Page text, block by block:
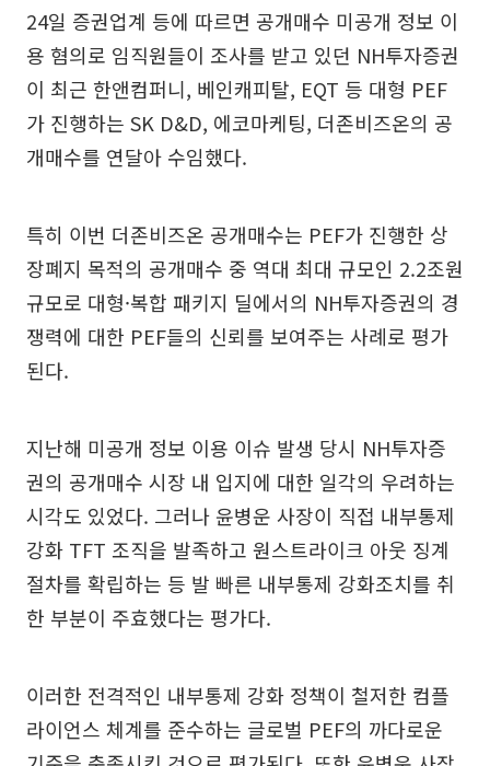
24일 증권업계 등에 따르면 공개매수 미공개 정보 이
용 혐의로 임직원들이 조사를 받고 있던 NH투자증권
이 최근 한앤컴퍼니, 베인캐피탈, EQT 등 대형 PEF
가 진행하는 SK D&D, 에코마케팅, 더존비즈온의 공
개매수를 연달아 수임했다.
특히 이번 더존비즈온 공개매수는 PEF가 진행한 상
장폐지 목적의 공개매수 중 역대 최대 규모인 2.2조원
규모로 대형·복합 패키지 딜에서의 NH투자증권의 경
쟁력에 대한 PEF들의 신뢰를 보여주는 사례로 평가
된다.
지난해 미공개 정보 이용 이슈 발생 당시 NH투자증
권의 공개매수 시장 내 입지에 대한 일각의 우려하는
시각도 있었다. 그러나 윤병운 사장이 직접 내부통제
강화 TFT 조직을 발족하고 원스트라이크 아웃 징계
절차를 확립하는 등 발 빠른 내부통제 강화조치를 취
한 부분이 주효했다는 평가다.
이러한 전격적인 내부통제 강화 정책이 철저한 컴플
라이언스 체계를 준수하는 글로벌 PEF의 까다로운